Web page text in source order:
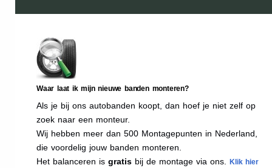
Waar laat ik mijn nieuwe banden monteren?
Als je bij ons autobanden koopt, dan hoef je niet zelf op
zoek naar een monteur.
Wij hebben meer dan 500 Montagepunten in Nederland,
die voordelig jouw banden monteren.
Het balanceren is gratis bij de montage via ons. Klik hier